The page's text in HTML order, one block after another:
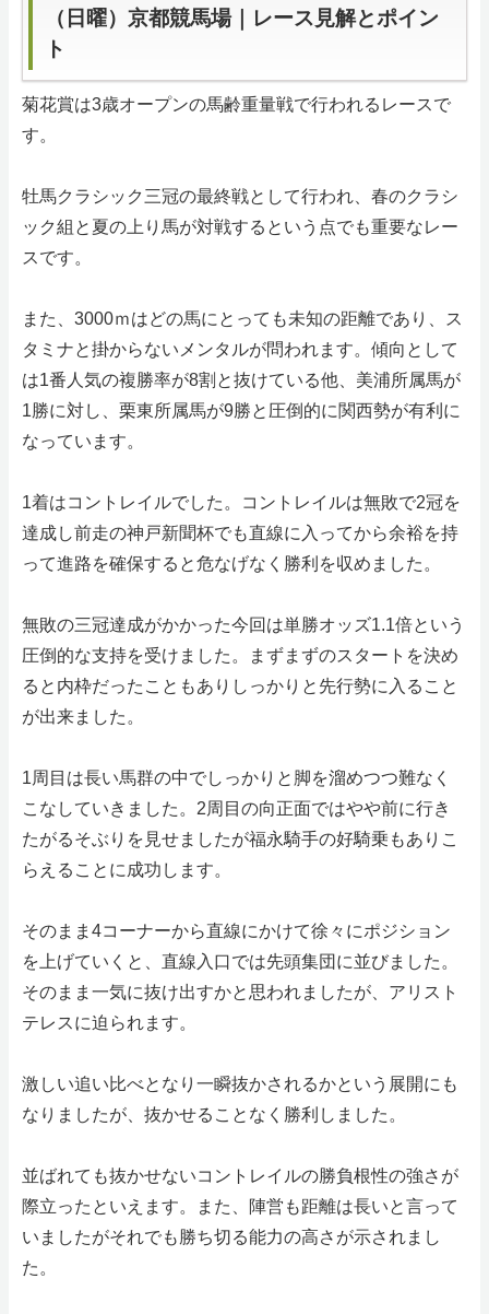
（日曜）京都競馬場｜レース見解とポイン
ト
菊花賞は3歳オープンの馬齢重量戦で行われるレースで
す。
牡馬クラシック三冠の最終戦として行われ、春のクラシ
ック組と夏の上り馬が対戦するという点でも重要なレー
スです。
また、3000ｍはどの馬にとっても未知の距離であり、ス
タミナと掛からないメンタルが問われます。傾向として
は1番人気の複勝率が8割と抜けている他、美浦所属馬が
1勝に対し、栗東所属馬が9勝と圧倒的に関西勢が有利に
なっています。
1着はコントレイルでした。コントレイルは無敗で2冠を
達成し前走の神戸新聞杯でも直線に入ってから余裕を持
って進路を確保すると危なげなく勝利を収めました。
無敗の三冠達成がかかった今回は単勝オッズ1.1倍という
圧倒的な支持を受けました。まずまずのスタートを決め
ると内枠だったこともありしっかりと先行勢に入ること
が出来ました。
1周目は長い馬群の中でしっかりと脚を溜めつつ難なく
こなしていきました。2周目の向正面ではやや前に行き
たがるそぶりを見せましたが福永騎手の好騎乗もありこ
らえることに成功します。
そのまま4コーナーから直線にかけて徐々にポジション
を上げていくと、直線入口では先頭集団に並びました。
そのまま一気に抜け出すかと思われましたが、アリスト
テレスに迫られます。
激しい追い比べとなり一瞬抜かされるかという展開にも
なりましたが、抜かせることなく勝利しました。
並ばれても抜かせないコントレイルの勝負根性の強さが
際立ったといえます。また、陣営も距離は長いと言って
いましたがそれでも勝ち切る能力の高さが示されまし
た。